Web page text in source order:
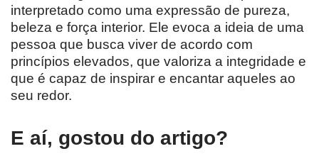
interpretado como uma expressão de pureza,
beleza e força interior. Ele evoca a ideia de uma
pessoa que busca viver de acordo com
princípios elevados, que valoriza a integridade e
que é capaz de inspirar e encantar aqueles ao
seu redor.
E aí, gostou do artigo?